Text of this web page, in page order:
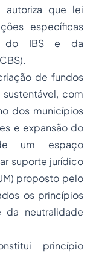
autoriza que lei
específicas
do IBS e da
de fundos
com
dos municípios
e expansão do
um espaço
suporte jurídico
proposto pelo
os princípios
da neutralidade
princípio